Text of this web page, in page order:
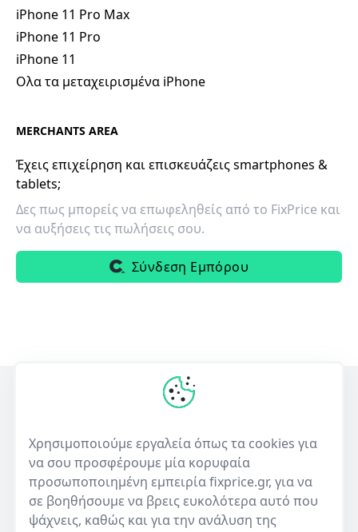
iPhone 11 Pro Max
iPhone 11 Pro
iPhone 11
Ολα τα μεταχειρισμένα iPhone
MERCHANTS AREA
Έχεις επιχείρηση και επισκευάζεις smartphones &
tablets;
Δες πως μπορείς να επωφεληθείς από το FixPrice και
να αυξήσεις τις πωλήσεις σου.
Σύνδεση Εμπόρου
ηλεκτρονικών συσκευών και πώλησης μεταχειρισμένων.
50+
Καταστήματα
10,000+
Καταχωρίσεις επισκευών
Χρησιμοποιούμε εργαλεία όπως τα cookies για
να σου προσφέρουμε μία κορυφαία
προσωποποιημένη εμπειρία fixprice.gr, για να
σε βοηθήσουμε να βρεις ευκολότερα αυτό που
ψάχνεις, καθώς και για την ανάλυση της